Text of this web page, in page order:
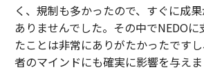
く、規制も多かったので、すぐに成
ありませんでした。その中でNEDO
たことは非常にありがたかったです
者のマインドにも確実に影響を与えま